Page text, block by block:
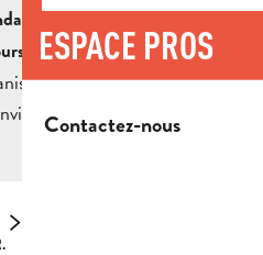
ESPACE PROS
Contactez-nous
complet des animations à
pour découvrir toute la
votre séjour selon vos